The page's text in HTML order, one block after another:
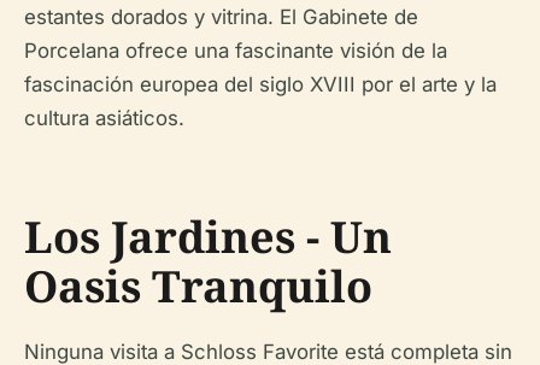
estantes dorados y vitrina. El Gabinete de
Porcelana ofrece una fascinante visión de la
fascinación europea del siglo XVIII por el arte y la
cultura asiáticos.
Los Jardines - Un
Oasis Tranquilo
Ninguna visita a Schloss Favorite está completa sin